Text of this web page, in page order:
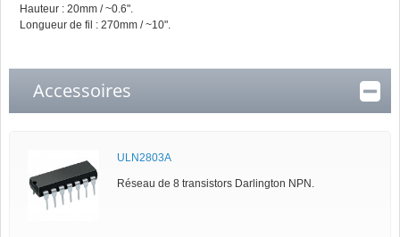
Hauteur : 20mm / ~0.6".
Longueur de fil : 270mm / ~10".
Accessoires
ULN2803A
Réseau de 8 transistors Darlington NPN.